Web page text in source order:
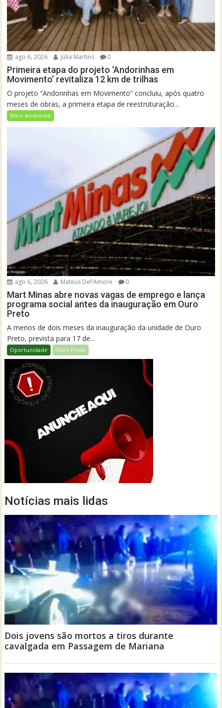
ago 6, 2026 Júlia Martins 0
Primeira etapa do projeto ‘Andorinhas em
Movimento’ revitaliza 12 km de trilhas
O projeto “Andorinhas em Movimento” concluiu, após quatro
meses de obras, a primeira etapa de reestruturação...
Meio Ambiente
ago 6, 2026 Mateus Del'Amore 0
Mart Minas abre novas vagas de emprego e lança
programa social antes da inauguração em Ouro
Preto
A menos de dois meses da inauguração da unidade de Ouro
Preto, prevista para 17 de...
Oportunidade Ouro Preto
Notícias mais lidas